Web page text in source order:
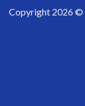
Copyright 2026 ©